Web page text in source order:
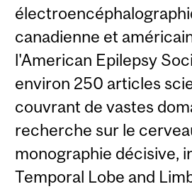
canadienne et
l'American Epilepsy
environ 250 articles
couvrant de vastes
recherche sur le
monographie décisive,
Temporal Lobe and